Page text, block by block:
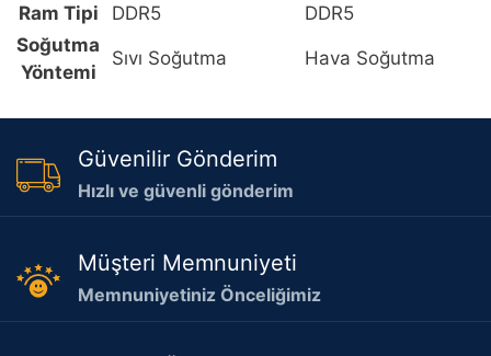
Ram Tipi DDR5
DDR5
Soğutma
Yöntemi
Sıvı Soğutma Hava Soğutma
Güvenilir Gönderim
Hızlı ve güvenli gönderim
Müşteri Memnuniyeti
Memnuniyetiniz Önceliğimiz